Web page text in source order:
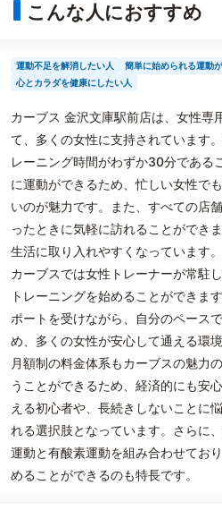
こんな人におすすめ
運動不足を解消したい人
簡単に始められる運動
心とカラダを健康にしたい人
カーブス 金沢文庫駅前店は、女性専
て、多くの女性に支持されています
レーニング時間がわずか30分である
に運動ができるため、忙しい女性で
いのが魅力です。また、すべての店
ったときに気軽に訪れることができ
生活に取り入れやすくなっています。
カーブスでは女性トレーナーが常駐
トレーニングを始めることができま
ポートを受けながら、自分のペース
め、多くの女性が安心して通える環
月額制の料金体系もカーブスの魅力
うことができるため、経済的にも安
える初心者や、長続きしないことに
れる選択肢となっています。さらに
運動と有酸素運動を組み合わせてお
めることができるのも特長です。